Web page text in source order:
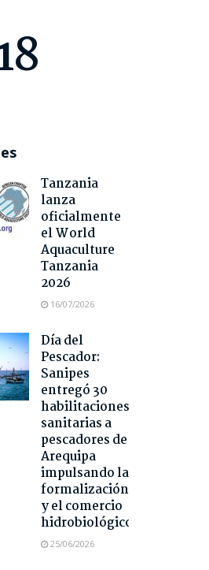
Tanzania
lanza
oficialmente
el World
Aquaculture
Tanzania
2026
16/07/2026
Día del
Pescador:
Sanipes
entregó 30
habilitaciones
sanitarias a
pescadores de
Arequipa
impulsando la
formalización
y el comercio
hidrobiológico
25/06/2026